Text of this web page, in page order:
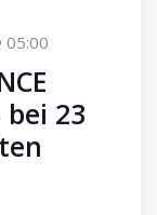
bei 23
05:00